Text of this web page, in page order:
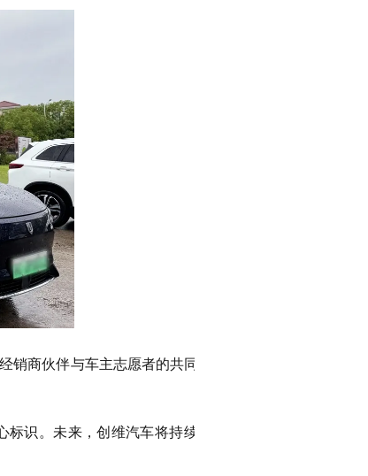
销商伙伴与车主志愿者的共同信
识。未来，创维汽车将持续深